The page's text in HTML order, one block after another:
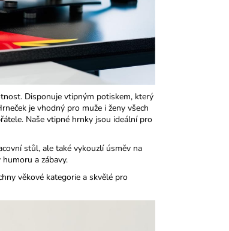
Disponuje vtipným potiskem, který
je vhodný pro muže i ženy všech
Naše vtipné hrnky jsou ideální pro
stůl, ale také vykouzlí úsměv na
a zábavy.​
věkové kategorie a skvělé pro